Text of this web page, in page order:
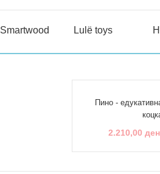
Smartwood Lulë toys
Пино -
2.210,00